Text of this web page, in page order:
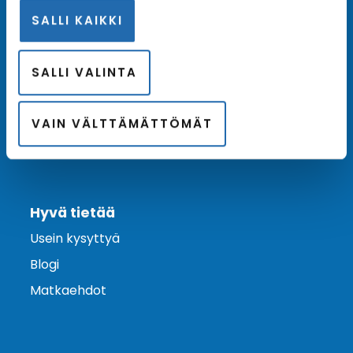
SALLI KAIKKI
SALLI VALINTA
VAIN VÄLTTÄMÄTTÖMÄT
Ota yhteyttä
Asiakaspalvelu
Lähetä tarjouspyyntö
Varaa risteily
Hyvä tietää
Usein kysyttyä
Blogi
Matkaehdot